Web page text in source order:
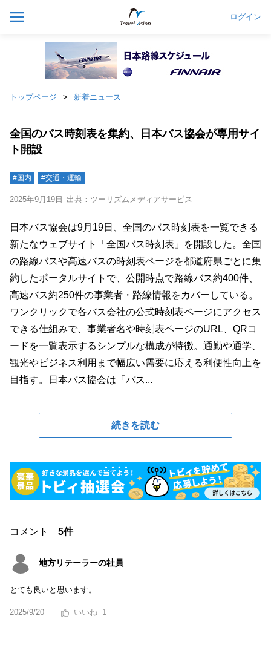
ログイン
トップページ 新着ニュース
全国のバス時刻表を集約、日本バス協会が専用サイ
ト開設
#国内 #交通・運輸
2025年9月19日 出典：ツーリズムメディアサービス
日本バス協会は9月19日、全国のバス時刻表を一覧できる
新たなウェブサイト「全国バス時刻表」を開設した。全国
の路線バスや高速バスの時刻表ページを都道府県ごとに集
約したポータルサイトで、公開時点で路線バス約400件、
高速バス約250件の事業者・路線情報をカバーしている。
ワンクリックで各バス会社の公式時刻表ページにアクセス
できる仕組みで、事業者名や時刻表ページのURL、QRコ
ードを一覧表示するシンプルな構成が特徴。通勤や通学、
観光やビジネス利用まで幅広い需要に応える利便性向上を
目指す。日本バス協会は「バス...
続きを読む
コメント 5件
地方リテーラーの社員
とても良いと思います。
2025/9/20 1